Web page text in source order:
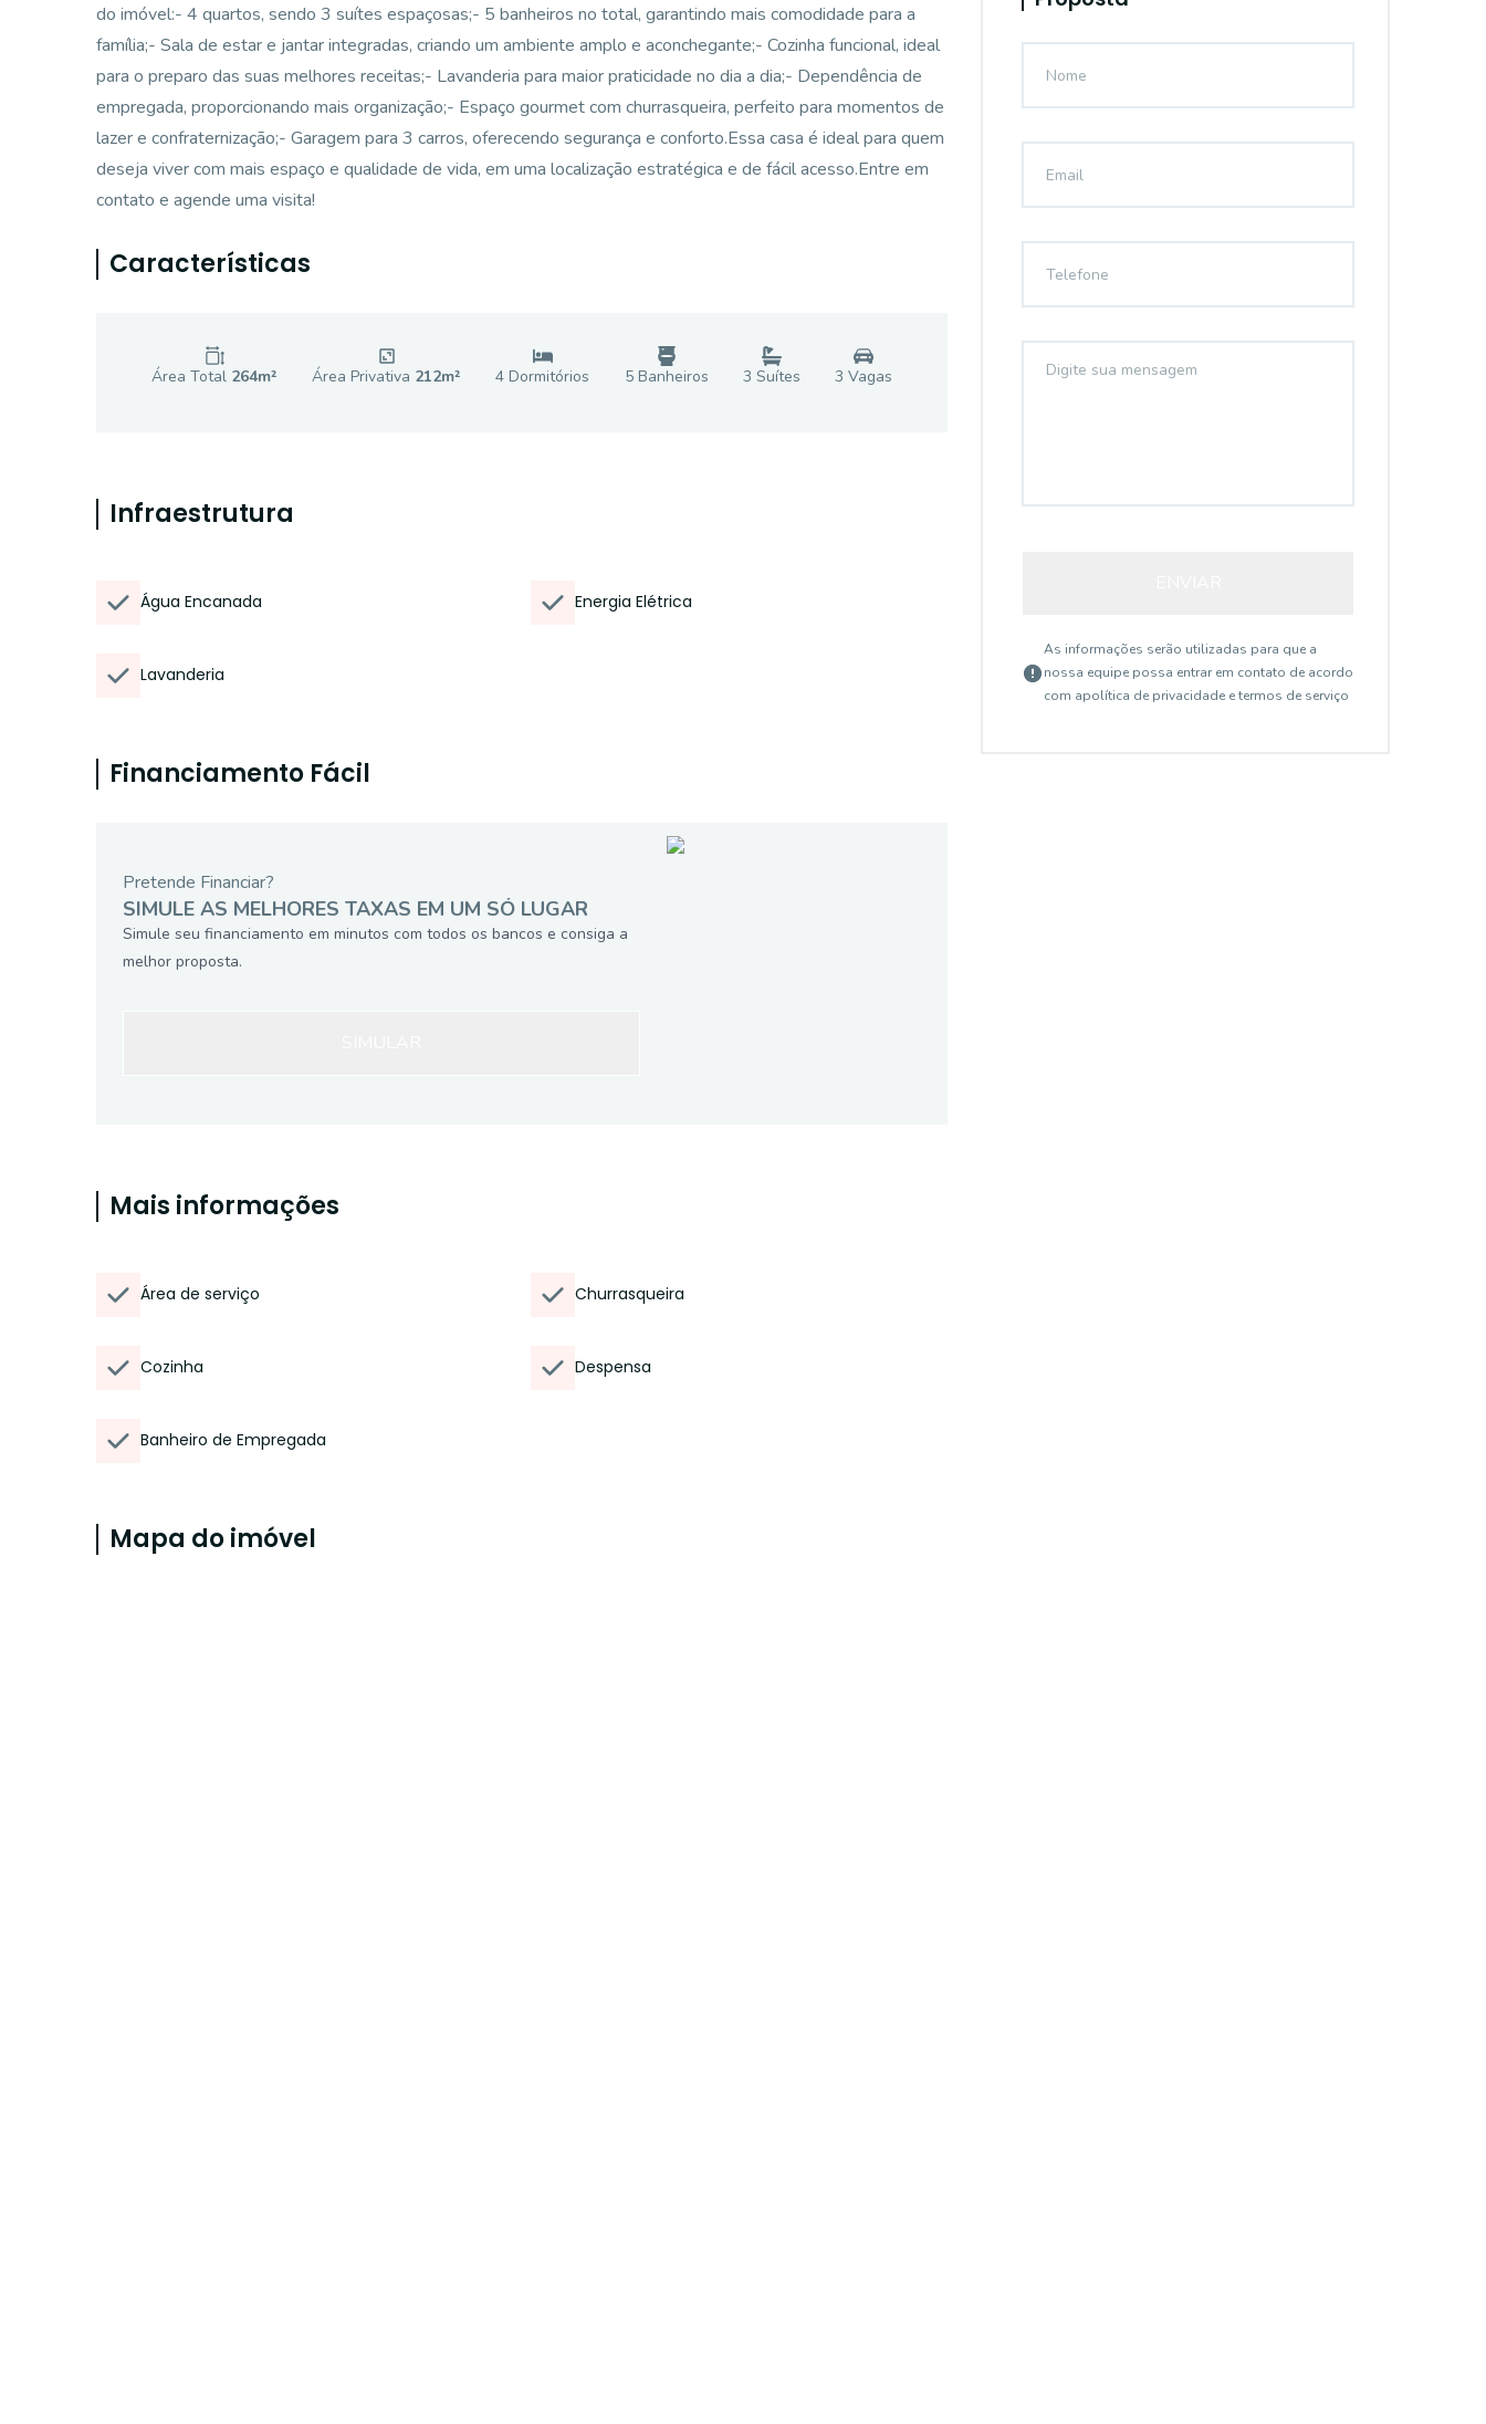
do imóvel:- 4 quartos, sendo 3 suítes espaçosas;- 5 banheiros no total, garantindo mais comodidade para a
família;- Sala de estar e jantar integradas, criando um ambiente amplo e aconchegante;- Cozinha funcional, ideal
para o preparo das suas melhores receitas;- Lavanderia para maior praticidade no dia a dia;- Dependência de
empregada, proporcionando mais organização;- Espaço gourmet com churrasqueira, perfeito para momentos de
lazer e confraternização;- Garagem para 3 carros, oferecendo segurança e conforto.Essa casa é ideal para quem
deseja viver com mais espaço e qualidade de vida, em uma localização estratégica e de fácil acesso.Entre em
contato e agende uma visita!
Características
Área Total 264m² Área Privativa 212m² 4 Dormitórios 5Banheiros 3 Suítes 3 Vagas
Infraestrutura
Água Encanada Energia Elétrica
Lavanderia
Financiamento Fácil
Pretende Financiar?
SIMULE AS MELHORES TAXAS EM UM SÓ LUGAR
Simule seu financiamento em minutos com todos os bancos e consiga a
melhor proposta.
Mais informações
Área de serviço Churrasqueira
Cozinha Despensa
Banheiro de Empregada
Mapa do imóvel
As informações serão utilizadas para que a
nossa equipe possa entrar em contato de acordo
com apolítica de privacidade e termos de serviço